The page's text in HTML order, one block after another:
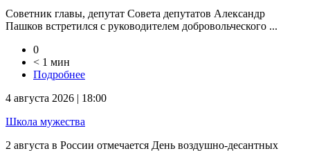
Советник главы, депутат Совета депутатов Александр
Пашков встретился с руководителем добровольческого ...
0
< 1 мин
Подробнее
4 августа 2026 | 18:00
Школа мужества
2 августа в России отмечается День воздушно-десантных